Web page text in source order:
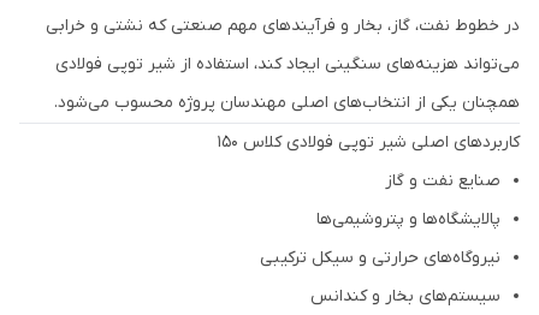
در خطوط نفت، گاز، بخار و فرآیندهای مهم صنعتی که نشتی و خرابی
می‌تواند هزینه‌های سنگینی ایجاد کند، استفاده از شیر توپی فولادی
همچنان یکی از انتخاب‌های اصلی مهندسان پروژه محسوب می‌شود.
کاربردهای اصلی شیر توپی فولادی کلاس 150
صنایع نفت و گاز
پالایشگاه‌ها و پتروشیمی‌ها
نیروگاه‌های حرارتی و سیکل ترکیبی
سیستم‌های بخار و کندانس